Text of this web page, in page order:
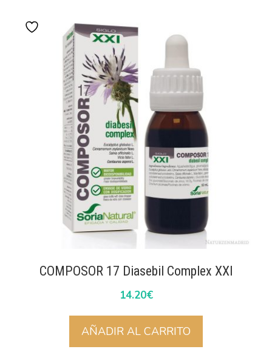
COMPOSOR 17 Diasebil Complex XXI
14.20€
AÑADIR AL CARRITO